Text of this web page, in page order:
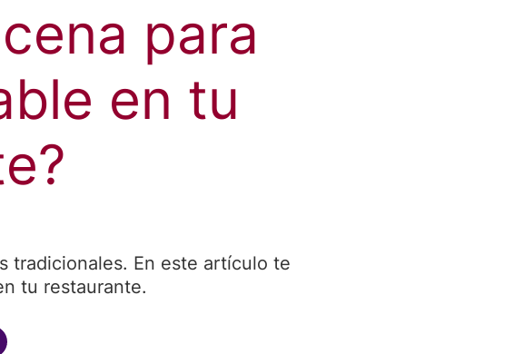
para
en tu
tradicionales. En este artículo te
tu restaurante.
Imprimir